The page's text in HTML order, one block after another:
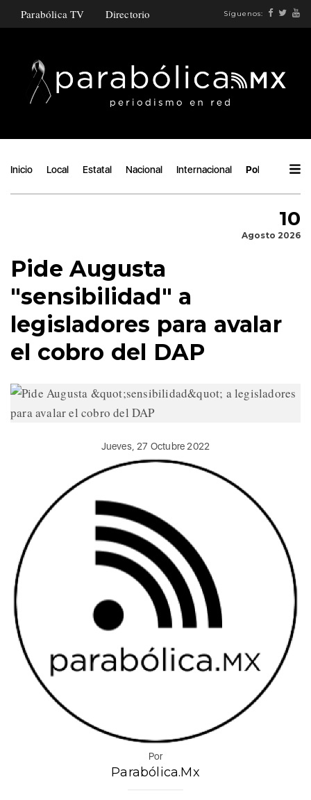
Parabólica TV Directorio Síguenos:
Inicio Local Estatal Nacional Internacional Política
10
Agosto 2026
Pide Augusta
"sensibilidad" a
legisladores para avalar
el cobro del DAP
Jueves, 27 Octubre 2022
Por
Parabólica.Mx